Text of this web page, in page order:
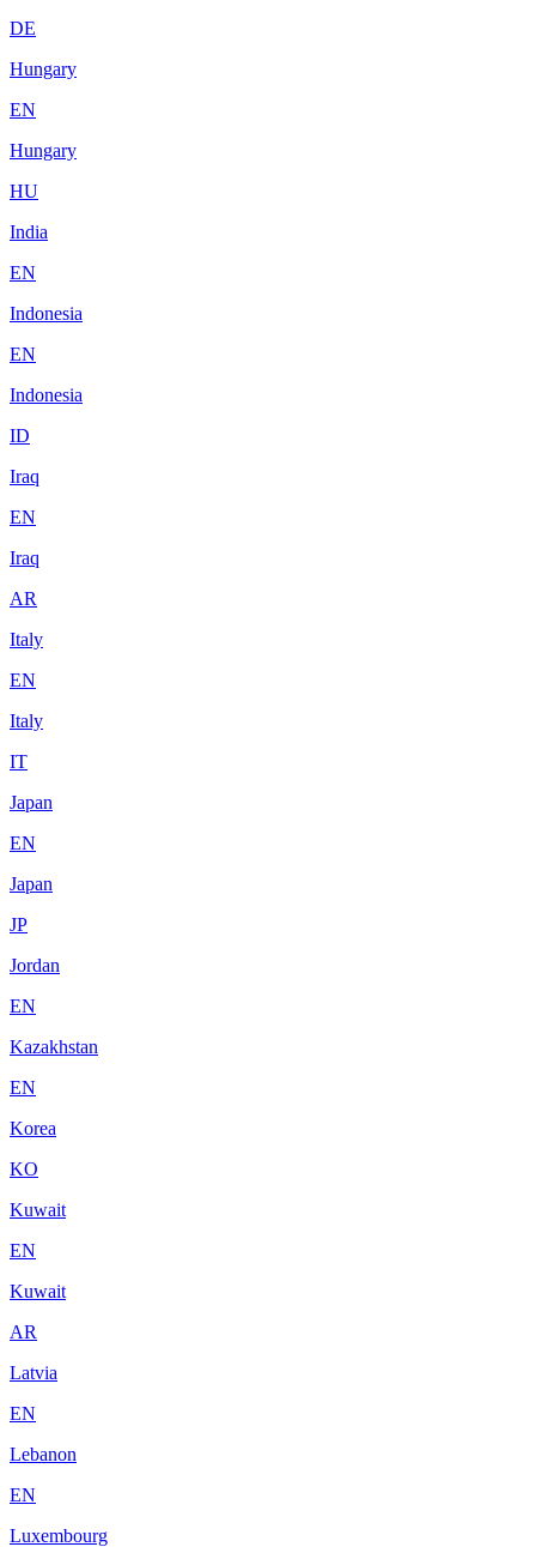
DE
Hungary
EN
Hungary
HU
India
EN
Indonesia
EN
Indonesia
ID
Iraq
EN
Iraq
AR
Italy
EN
Italy
IT
Japan
EN
Japan
JP
Jordan
EN
Kazakhstan
EN
Korea
KO
Kuwait
EN
Kuwait
AR
Latvia
EN
Lebanon
EN
Luxembourg